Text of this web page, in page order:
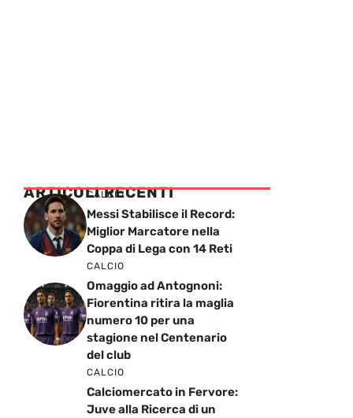
ARTICOLI RECENTI
CALCIO
Messi Stabilisce il Record:
Miglior Marcatore nella
Coppa di Lega con 14 Reti
CALCIO
Omaggio ad Antognoni:
Fiorentina ritira la maglia
numero 10 per una
stagione nel Centenario
del club
CALCIO
Calciomercato in Fervore:
Juve alla Ricerca di un